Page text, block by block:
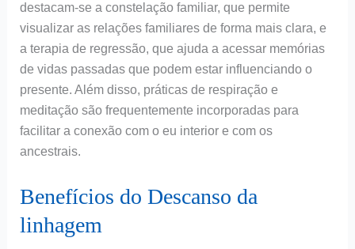
destacam-se a constelação familiar, que permite
visualizar as relações familiares de forma mais clara, e
a terapia de regressão, que ajuda a acessar memórias
de vidas passadas que podem estar influenciando o
presente. Além disso, práticas de respiração e
meditação são frequentemente incorporadas para
facilitar a conexão com o eu interior e com os
ancestrais.
Benefícios do Descanso da
linhagem